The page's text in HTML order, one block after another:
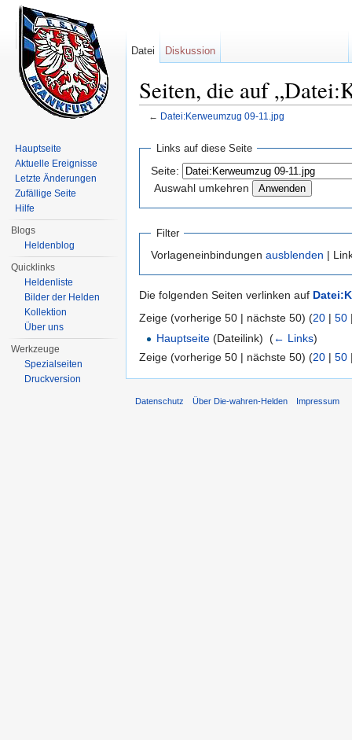
Seiten, die auf
← Datei:Kerweumzug 09-11.jpg
Links auf diese Seite
Seite:
Auswahl umkehren
Filter
Vorlageneinbindungen ausblenden |
Die folgenden Seiten verlinken auf
Zeige (vorherige 50 | nächste 50) (20 | 50
Hauptseite (Dateilink) ‎ (← Links)
Zeige (vorherige 50 | nächste 50) (20 | 50
Datei Diskussion
Hauptseite
Aktuelle Ereignisse
Letzte Änderungen
Zufällige Seite
Hilfe
Blogs
Heldenblog
Quicklinks
Heldenliste
Bilder der Helden
Kollektion
Über uns
Werkzeuge
Spezialseiten
Druckversion
Datenschutz Über Die-wahren-Helden Impressum